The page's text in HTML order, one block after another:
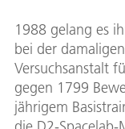
1988 gelang es
bei der
Versuchsanstalt
gegen 1799
jährigem